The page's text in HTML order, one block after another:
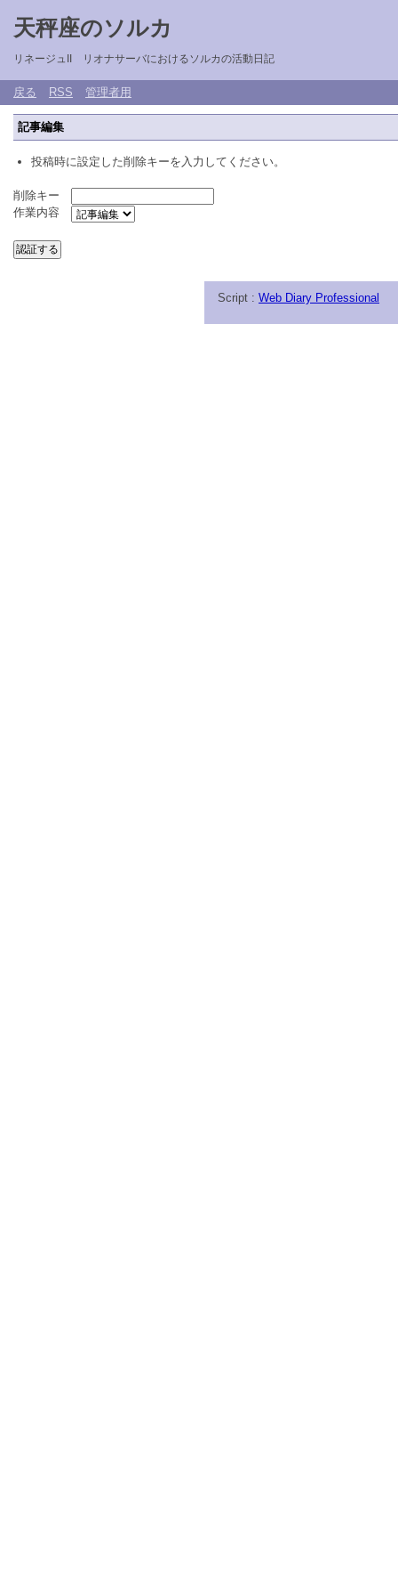
天秤座のソルカ
リネージュII リオナサーバにおけるソルカの活動日記
戻る RSS 管理者用
記事編集
投稿時に設定した削除キーを入力してください。
削除キー
作業内容
Script : Web Diary Professional